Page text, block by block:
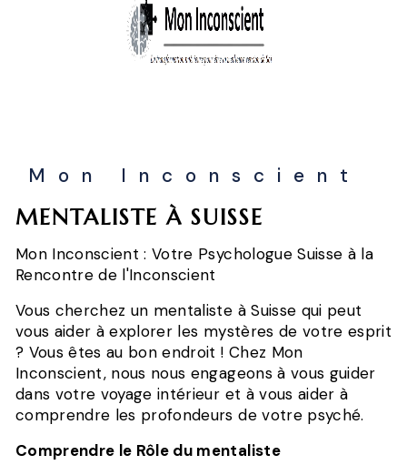
Mon Inconscient
MENTALISTE À SUISSE
Mon Inconscient : Votre Psychologue Suisse à la
Rencontre de l'Inconscient
Vous cherchez un mentaliste à Suisse qui peut
vous aider à explorer les mystères de votre esprit
? Vous êtes au bon endroit ! Chez Mon
Inconscient, nous nous engageons à vous guider
dans votre voyage intérieur et à vous aider à
comprendre les profondeurs de votre psyché.
Comprendre le Rôle du mentaliste